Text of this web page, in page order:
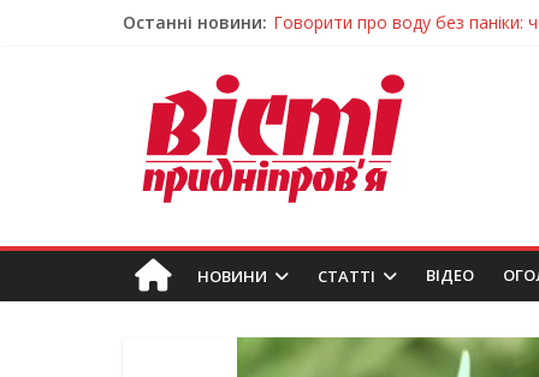
Останні новини: Говорити про воду без паніки:
Лікар – на екрані: Як працюють
Пошуки тривають: на
Ветерани Дніпропетровщини
НОВИНИ СТАТТІ ВIДЕО